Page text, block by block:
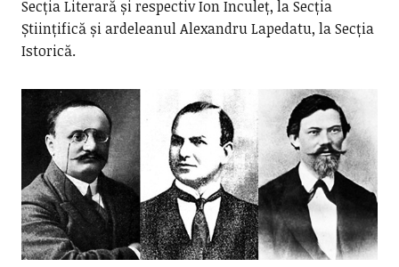
Secția Literară și respectiv Ion Inculeț, la Secția
Științifică și ardeleanul Alexandru Lapedatu, la Secția
Istorică.